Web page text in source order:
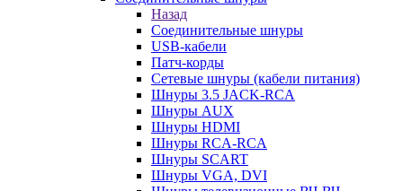
Назад
Соединительные шнуры
USB-кабели
Патч-корды
Сетевые шнуры (кабели питания)
Шнуры 3.5 JACK-RCA
Шнуры AUX
Шнуры HDMI
Шнуры RCA-RCA
Шнуры SCART
Шнуры VGA, DVI